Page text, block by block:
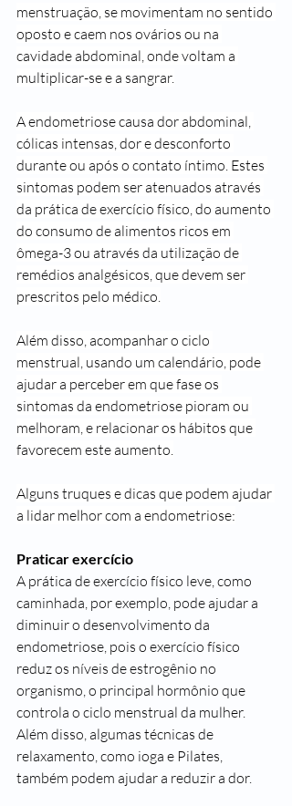
menstruação, se movimentam no sentido
oposto e caem nos ovários ou na
cavidade abdominal, onde voltam a
multiplicar-se e a sangrar.
A endometriose causa dor abdominal,
cólicas intensas, dor e desconforto
durante ou após o contato íntimo. Estes
sintomas podem ser atenuados através
da prática de exercício físico, do aumento
do consumo de alimentos ricos em
ômega-3 ou através da utilização de
remédios analgésicos, que devem ser
prescritos pelo médico.
Além disso, acompanhar o ciclo
menstrual, usando um calendário, pode
ajudar a perceber em que fase os
sintomas da endometriose pioram ou
melhoram, e relacionar os hábitos que
favorecem este aumento.
Alguns truques e dicas que podem ajudar
a lidar melhor com a endometriose:
Praticar exercício
A prática de exercício físico leve, como
caminhada, por exemplo, pode ajudar a
diminuir o desenvolvimento da
endometriose, pois o exercício físico
reduz os níveis de estrogênio no
organismo, o principal hormônio que
controla o ciclo menstrual da mulher.
Além disso, algumas técnicas de
relaxamento, como ioga e Pilates,
também podem ajudar a reduzir a dor.